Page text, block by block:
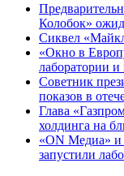
Колобок»
Сиквел
«Окно в
лаборатории
Советник
показов в
Глава
холдинга на
«ON Медиа» и
запустили